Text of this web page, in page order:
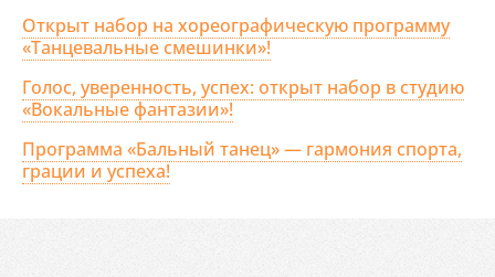
Открыт набор на хореографическую программу
«Танцевальные смешинки»!
Голос, уверенность, успех: открыт набор в студию
«Вокальные фантазии»!
Программа «Бальный танец» — гармония спорта,
грации и успеха!